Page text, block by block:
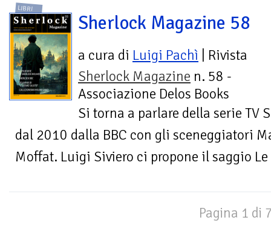
LIBRI
Sherlock Magazine 58
a cura di Luigi Pachì | Rivista
Sherlock Magazine n. 58 -
Associazione Delos Books
Si torna a parlare della serie TV
dal 2010 dalla BBC con gli sceneggiatori
Moffat. Luigi Siviero ci propone il saggio
Pagina 1 di